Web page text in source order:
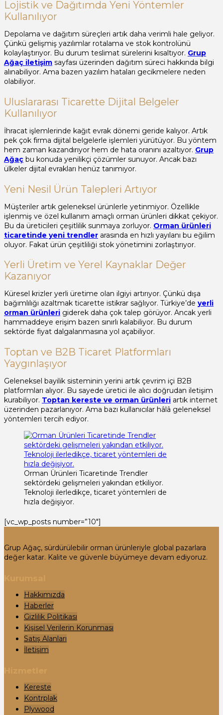
Lojistik ve Dağıtımda Yeni Yöntemler
Kullanılıyor
Depolama ve dağıtım süreçleri artık daha verimli hale geliyor.
Çünkü gelişmiş yazılımlar rotalama ve stok kontrolünü
kolaylaştırıyor. Bu durum teslimat sürelerini kısaltıyor. Grup
Ağaç iletişim sayfası üzerinden dağıtım süreci hakkında bilgi
alınabiliyor. Ama bazen yazılım hataları gecikmelere neden
olabiliyor.
Uluslararası Ticarette Dijital Belgeler
Kullanılıyor
İhracat işlemlerinde kağıt evrak dönemi geride kalıyor. Artık
pek çok firma dijital belgelerle işlemleri yürütüyor. Bu yöntem
hem zaman kazandırıyor hem de hata oranını azaltıyor. Grup
Ağaç bu konuda yenilikçi çözümler sunuyor. Ancak bazı
ülkeler dijital evrakları henüz tanımıyor.
Yeni Nesil Ürün Talepleri Artıyor
Müşteriler artık geleneksel ürünlerle yetinmiyor. Özellikle
işlenmiş ve özel kullanım amaçlı orman ürünleri dikkat çekiyor.
Bu da üreticileri çeşitlilik sunmaya zorluyor. Orman ürünleri
ticaretinde yeni trendler arasında en hızlı yayılanı bu eğilim
oluyor. Fakat ürün çeşitliliği stok yönetimini zorlaştırıyor.
Yerli Üretim ve Yerel Kaynaklar Değer
Kazanıyor
Küresel krizler yerli üretime olan ilgiyi artırıyor. Çünkü dışa
bağımlılığı azaltmak ticarette istikrar sağlıyor. Türkiye’de yerli
orman ürünleri giderek daha çok talep görüyor. Ancak yerli
hammaddeye erişim bazen sınırlı kalabiliyor. Bu durum
sektörde fiyat dalgalanmasına yol açabiliyor.
Toptan ve B2B Ticaret Platformları
Yaygınlaşıyor
Geleneksel bayilik sisteminin yerini artık çevrim içi B2B
platformları alıyor. Bu sayede üretici ile alıcı doğrudan iletişim
kurabiliyor. Toptan kereste ve orman ürünleri artık internet
üzerinden pazarlanıyor. Ama bazı kullanıcılar hâlâ geleneksel
yöntemleri tercih ediyor.
Orman Ürünleri Ticaretinde Trendler
sektördeki gelişmeleri yakından etkiliyor.
Teknoloji ilerledikçe, ticaret yöntemleri de
hızla değişiyor.
[vc_wp_posts number=”10″]
Grup Ağaç, sürdürülebilir orman ürünleriyle global pazarlara
değer katar. Kalite ve güvenle büyümeye devam ediyoruz.
Hakkımızda
Haberler
Gizlilik Politikası
Kişisel Verilerin Korunması
Satış Alanları
İletişim
Kereste
Kontrplak
Plywood